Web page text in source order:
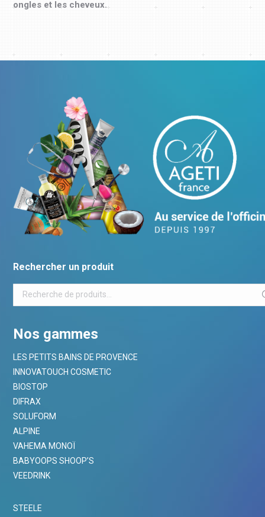
ongles et les cheveux.
Rechercher un produit
Nos gammes
LES PETITS BAINS DE PROVENCE
INNOVATOUCH COSMETIC
BIOSTOP
DIFRAX
SOLUFORM
ALPINE
VAHEMA MONOÏ
BABYOOPS SHOOP’S
VEEDRINK
STEELE